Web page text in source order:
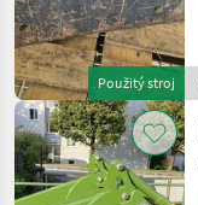
Použitý stroj